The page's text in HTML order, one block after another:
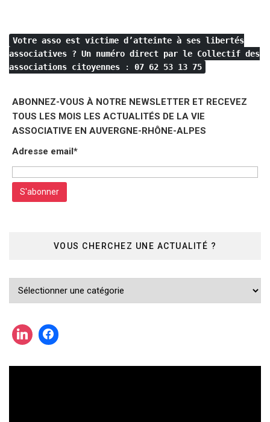
Votre asso est victime d’atteinte à ses libertés
associatives ? Un numéro direct par le Collectif des
associations citoyennes : 07 62 53 13 75
ABONNEZ-VOUS À NOTRE NEWSLETTER ET RECEVEZ
TOUS LES MOIS LES ACTUALITÉS DE LA VIE
ASSOCIATIVE EN AUVERGNE-RHÔNE-ALPES
Adresse email*
VOUS CHERCHEZ UNE ACTUALITÉ ?
Vous
actualité
?